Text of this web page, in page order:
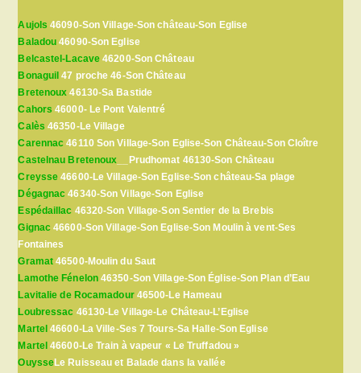
Aujols 46090-Son Village-Son château-Son Eglise
Baladou 46090-Son Eglise
Belcastel-Lacave 46200-Son Château
Bonaguil 47 proche 46-Son Château
Bretenoux 46130-Sa Bastide
Cahors 46000- Le Pont Valentré
Calès 46350-Le Village
Carennac 46110 Son Village-Son Eglise-Son Château-Son Cloître
Castelnau Bretenoux __Prudhomat 46130-Son Château
Creysse 46600-Le Village-Son Eglise-Son château-Sa plage
Dégagnac 46340-Son Village-Son Eglise
Espédaillac 46320-Son Village-Son Sentier de la Brebis
Gignac 46600-Son Village-Son Eglise-Son Moulin à vent-Ses
Fontaines
Gramat 46500-Moulin du Saut
Lamothe Fénelon46350-Son Village-Son Église-Son Plan d’Eau
Lavitalie de Rocamadour46500-Le Hameau
Loubressac 46130-Le Village-Le Château-L’Eglise
Martel 46600-La Ville-Ses 7 Tours-Sa Halle-Son Eglise
Martel 46600-Le Train à vapeur « Le Truffadou »
OuysseLe Ruisseau et Balade dans la vallée